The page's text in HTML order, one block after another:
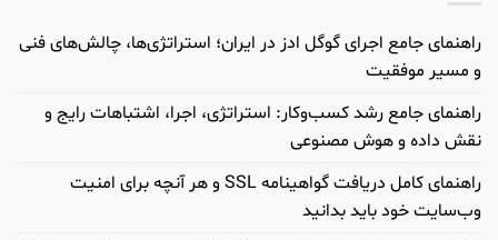
راهنمای جامع اجرای گوگل ادز در ایران؛ استراتژی‌ها، چالش‌های فنی
و مسیر موفقیت
راهنمای جامع رشد کسب‌وکار: استراتژی، اجرا، اشتباهات رایج و
نقش داده و هوش مصنوعی
راهنمای کامل دریافت گواهینامه SSL و هر آنچه برای امنیت
وب‌سایت خود باید بدانید